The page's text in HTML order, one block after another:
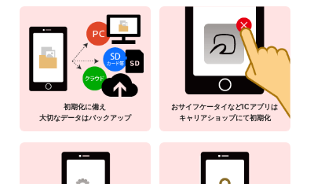
初期化に備え
大切なデータはバックアップ
おサイフケータイなどICアプリは
キャリアショップにて初期化